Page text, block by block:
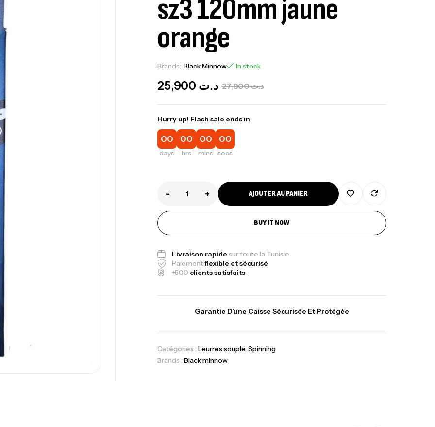
sz3 120mm jaune
orange
Brands: Black Minnow In stock
د.ت27,900 د.ت 25,900
Hurry up! Flash sale ends in
00
days
00
hrs
00
mins
00
secs
- + AJOUTER AU PANIER
BUY IT NOW
Livraison rapide sur toute la Tunisie
Paiementflexible et sécurisé
+500 clients satisfaits
Garantie D’une Caisse Sécurisée Et Protégée
Catégories : Leurres souple, Spinning
Brands : Black minnow
Canne Jigging Sunset Massive Attack
Foureau Kalli Kunnan Funda 1.70m
Bagagerie,Surfcasting
د.ت378,000
د.ت